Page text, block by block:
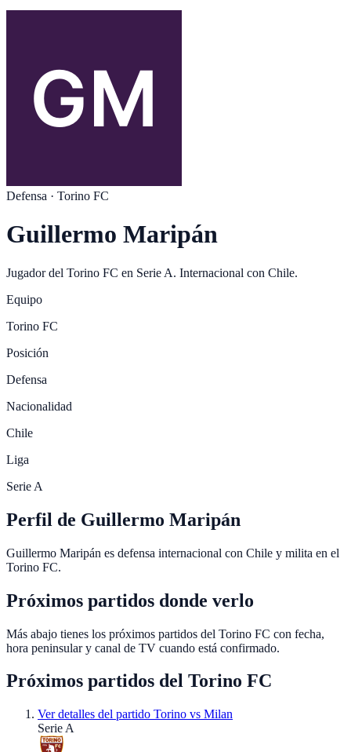
Defensa · Torino FC
Guillermo Maripán
Jugador del Torino FC en Serie A. Internacional con Chile.
Equipo
Torino FC
Posición
Defensa
Nacionalidad
Chile
Liga
Serie A
Perfil de Guillermo Maripán
Guillermo Maripán es defensa internacional con Chile y milita en el
Torino FC.
Próximos partidos donde verlo
Más abajo tienes los próximos partidos del Torino FC con fecha,
hora peninsular y canal de TV cuando está confirmado.
Próximos partidos del Torino FC
Ver detalles del partido Torino vs Milan
Serie A